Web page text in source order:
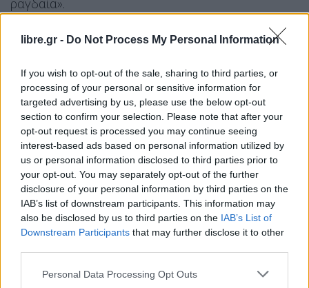
libre.gr - Do Not Process My Personal Information
If you wish to opt-out of the sale, sharing to third parties, or
processing of your personal or sensitive information for
targeted advertising by us, please use the below opt-out
section to confirm your selection. Please note that after your
opt-out request is processed you may continue seeing
interest-based ads based on personal information utilized by
us or personal information disclosed to third parties prior to
your opt-out. You may separately opt-out of the further
disclosure of your personal information by third parties on the
IAB’s list of downstream participants. This information may
also be disclosed by us to third parties on the IAB’s List of
Downstream Participants that may further disclose it to other
Personal Data Processing Opt Outs
ραγδαία».
Και συνεχίζει: «Ο πρωθυπουργός αναφέρθηκε ξανά
γενικά στο casus belli, αλλά δεν έθεσε όρους στο
ΝΑΤΟ, για την τουρκική προκλητικότητα ή την
άρση των περιορισμών σε νατοϊκές ασκήσεις σε
σχέση με τα ελληνικά νησιά ή για τη χρήση
αμερικανικών όπλων έναντι της Ελλάδας που
ισχυριζόταν ότι δήθεν ισχύουν για τα f16. Ή απλώς
έχοντας δώσει λευκή επιταγή στις ΗΠΑ, ο κύριος
Μητσοτάκης επαφίεται στην «ευαισθησία» των
συμμάχων για να διαφυλάξει τα εθνικά μας
συμφέροντα;
Τα δύο υπό ίδρυση στρατηγεία σε
Κωνσταντινούπολη και Άδανα, οι δηλώσεις Trump